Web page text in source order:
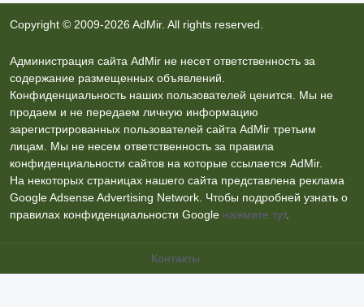
Copyright © 2009-2026 AdMir. All rights reserved.
Администрация сайта AdMir не несет ответственность за
содержание размещенных объявлений.
Конфиденциальность наших пользователей ценится. Мы не
продаем и не передаем личную информацию
зарегистрированных пользователей сайта AdMir третьим
лицам. Мы не несем ответственность за правила
конфиденциальности сайтов на которые ссылается AdMir.
На некоторых страницах нашего сайта представлена реклама
Google Adsense Advertising Network. Чтобы подробней узнать о
правилах конфиденциальности Google нажмите тут.
Контакты